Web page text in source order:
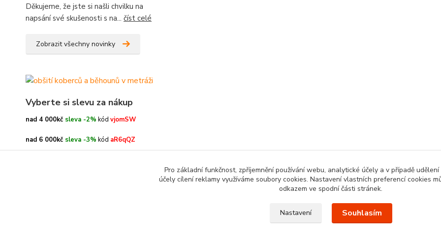
Děkujeme, že jste si našli chvilku na
napsání své skušenosti s na... číst celé
Zobrazit všechny novinky
Vyberte si slevu za nákup
nad 4 000kč sleva -2% kód vjomSW
nad 6 000kč sleva -3% kód aR6qQZ
Pro základní funkčnost, zpříjemnění používání webu, analytické účely a v případě
účely cílení reklamy využíváme soubory cookies. Nastavení vlastních preferencí cookies
odkazem ve spodní části stránek.
Nastavení Souhlasím